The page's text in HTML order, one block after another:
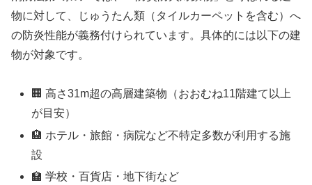
物に対して、じゅうたん類（タイルカーペットを含む）へ
の防炎性能が義務付けられています。具体的には以下の建
物が対象です。
🏢 高さ31m超の高層建築物（おおむね11階建て以上
が目安）
🏨 ホテル・旅館・病院など不特定多数が利用する施
設
🏫 学校・百貨店・地下街など